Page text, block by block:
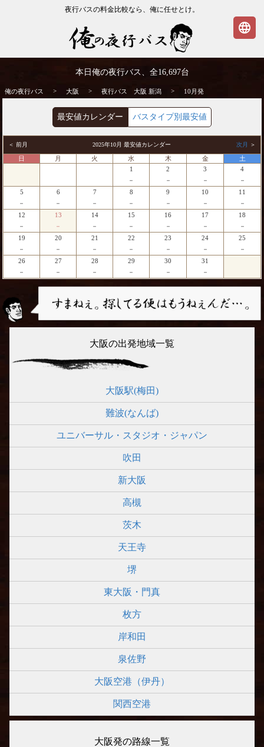
夜行バスの料金比較なら、俺に任せとけ。
ス | 俺の夜行バス
本日俺の夜行バス、全16,697台
俺の夜行バス > 大阪 > 夜行バス 大阪 新潟 > 10月発
最安値カレンダー バスタイプ別最安値
＜ 前月 2025年10月 最安値カレンダー 次月 ＞
日 月 火 水 木 金
土
1
－
2
－
3
－
4
－
5
－
6
－
7
－
8
－
9
－
10
－
11
－
12
－
13
－
14
－
15
－
16
－
17
－
18
－
19
－
20
－
21
－
22
－
23
－
24
－
25
－
26
－
27
－
28
－
29
－
30
－
31
－
大阪の出発地域一覧
大阪駅(梅田)
難波(なんば)
ユニバーサル・スタジオ・ジャパン
吹田
新大阪
高槻
茨木
天王寺
堺
東大阪・門真
枚方
岸和田
泉佐野
大阪空港（伊丹）
関西空港
大阪発の路線一覧
language